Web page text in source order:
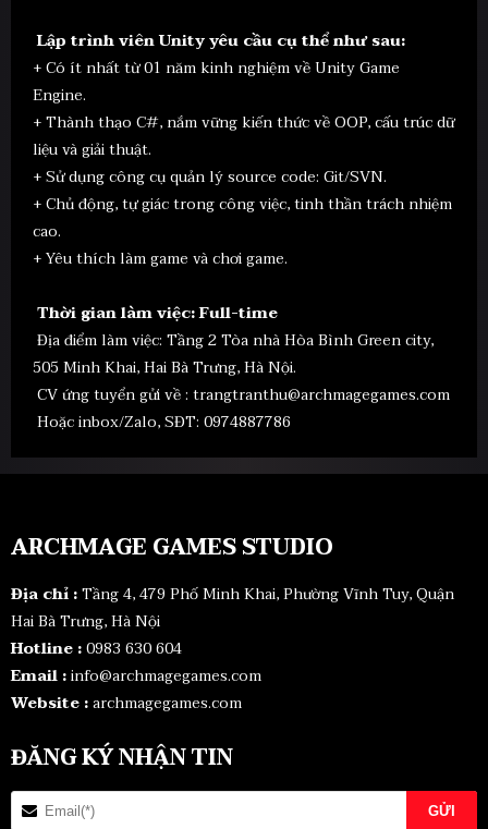
Lập trình viên Unity yêu cầu cụ thể như sau:
+ Có ít nhất từ 01 năm kinh nghiệm về Unity Game
Engine.
+ Thành thạo C#, nắm vững kiến thức về OOP, cấu trúc dữ
liệu và giải thuật.
+ Sử dụng công cụ quản lý source code: Git/SVN.
+ Chủ động, tự giác trong công việc, tinh thần trách nhiệm
cao.
+ Yêu thích làm game và chơi game.
Thời gian làm việc: Full-time
Địa điểm làm việc: Tầng 2 Tòa nhà Hòa Bình Green city,
505 Minh Khai, Hai Bà Trưng, Hà Nội.
CV ứng tuyển gửi về : trangtranthu@archmagegames.com
Hoặc inbox/Zalo, SĐT: 0974887786
ARCHMAGE GAMES STUDIO
Địa chỉ :Tầng 4, 479 Phố Minh Khai, Phường Vĩnh Tuy, Quận
Hai Bà Trưng, Hà Nội
Hotline :0983 630 604
Email :info@archmagegames.com
Website :archmagegames.com
ĐĂNG KÝ NHẬN TIN